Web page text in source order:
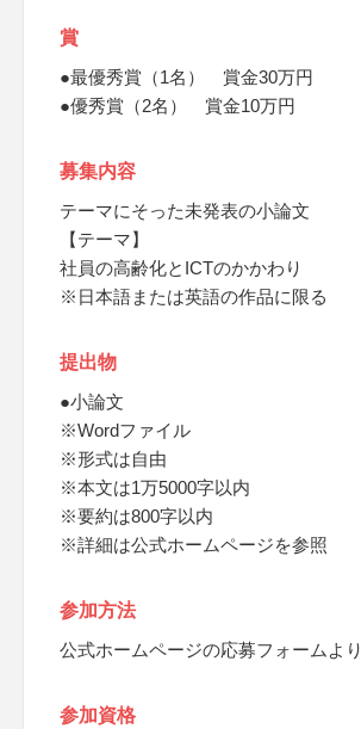
賞
●最優秀賞（1名） 賞金30万円
●優秀賞（2名） 賞金10万円
募集内容
テーマにそった未発表の小論文
【テーマ】
社員の高齢化とICTのかかわり
※日本語または英語の作品に限る
提出物
●小論文
※Wordファイル
※形式は自由
※本文は1万5000字以内
※要約は800字以内
※詳細は公式ホームページを参照
参加方法
公式ホームページの応募フォームより
参加資格